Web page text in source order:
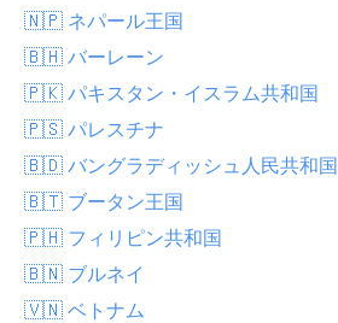
🇳🇵 ネパール王国
🇧🇭 バーレーン
🇵🇰 パキスタン・イスラム共和国
🇵🇸 パレスチナ
🇧🇩 バングラディッシュ人民共和国
🇧🇹 ブータン王国
🇵🇭 フィリピン共和国
🇧🇳 ブルネイ
🇻🇳 ベトナム